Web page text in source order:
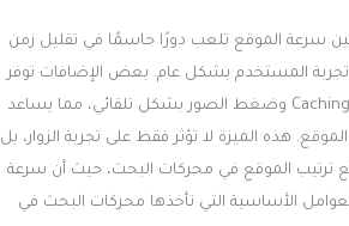
سرعة الموقع تلعب دورًا حاسمًا في تقليل زمن
المستخدم بشكل عام. بعض الإضافات توفر
أدوات مثل التخزين المؤقت Caching وضغط الصور بشكل تلقائي، مما يساعد
هذه الميزة لا تؤثر فقط على تجربة الزوار، بل
الموقع في محركات البحث، حيث أن سرعة
الأساسية التي تأخذها محركات البحث في